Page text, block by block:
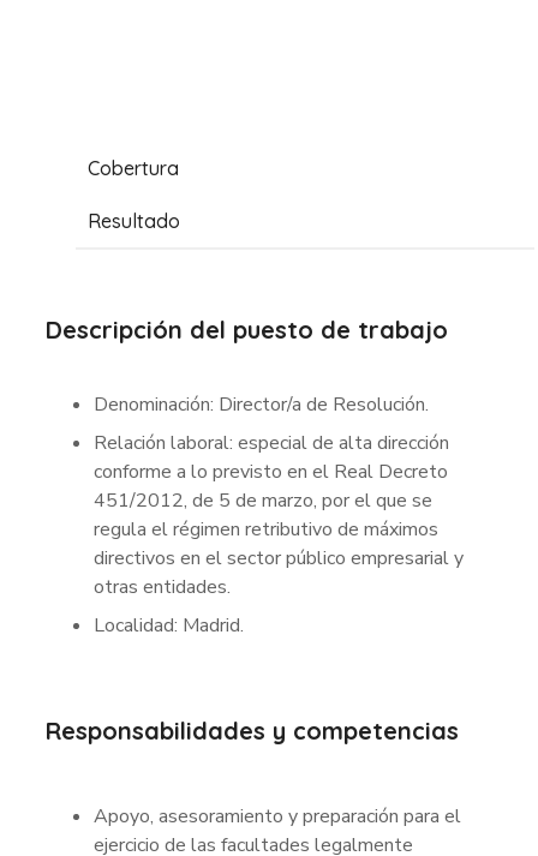
Cobertura
Resultado
Descripción del puesto de trabajo
Denominación: Director/a de Resolución.
Relación laboral: especial de alta dirección
conforme a lo previsto en el Real Decreto
451/2012, de 5 de marzo, por el que se
regula el régimen retributivo de máximos
directivos en el sector público empresarial y
otras entidades.
Localidad: Madrid.
Responsabilidades y competencias
Apoyo, asesoramiento y preparación para el
ejercicio de las facultades legalmente